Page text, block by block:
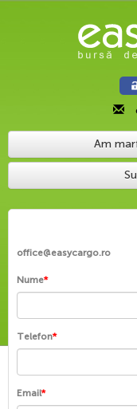
Am
office@easycargo.ro
Nume*
Telefon*
Email*